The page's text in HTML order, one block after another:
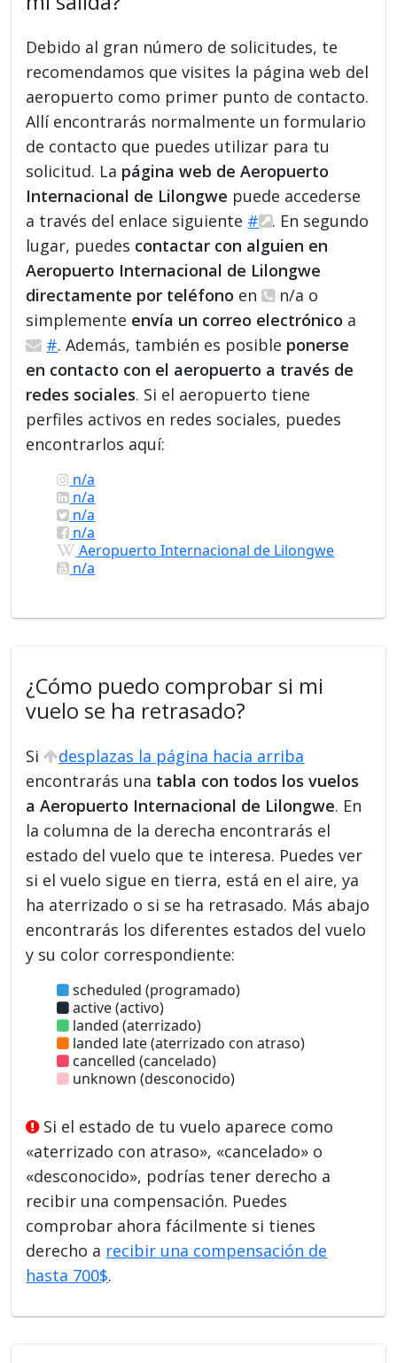
Debido al gran número de solicitudes, te
recomendamos que visites la página web del
aeropuerto como primer punto de contacto.
Allí encontrarás normalmente un formulario
de contacto que puedes utilizar para tu
solicitud. La página web de Aeropuerto
Internacional de Lilongwe puede accederse
a través del enlace siguiente #
. En segundo
lugar, puedes contactar con alguien en
Aeropuerto Internacional de Lilongwe
directamente por teléfono en
n/a o
simplemente envía un correo electrónico a
#. Además, también es posible ponerse
en contacto con el aeropuerto a través de
redes sociales. Si el aeropuerto tiene
perfiles activos en redes sociales, puedes
encontrarlos aquí:
n/a
n/a
n/a
n/a
Aeropuerto Internacional de Lilongwe
n/a
¿Cómo puedo comprobar si mi
vuelo se ha retrasado?
Si
desplazas la página hacia arriba
encontrarás una tabla con todos los vuelos
a Aeropuerto Internacional de Lilongwe. En
la columna de la derecha encontrarás el
estado del vuelo que te interesa. Puedes ver
si el vuelo sigue en tierra, está en el aire, ya
ha aterrizado o si se ha retrasado. Más abajo
encontrarás los diferentes estados del vuelo
y su color correspondiente:
scheduled (programado)
active (activo)
landed (aterrizado)
landed late (aterrizado con atraso)
cancelled (cancelado)
unknown (desconocido)
Si el estado de tu vuelo aparece como
«aterrizado con atraso», «cancelado» o
«desconocido», podrías tener derecho a
recibir una compensación. Puedes
comprobar ahora fácilmente si tienes
derecho a recibir una compensación de
hasta 700$.